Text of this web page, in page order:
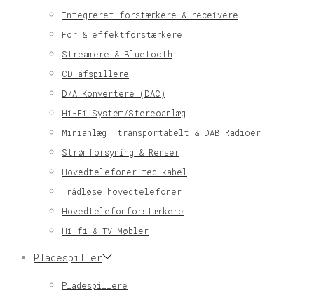
Integreret forstærkere & receivere
For & effektforstærkere
Streamere & Bluetooth
CD afspillere
D/A Konvertere (DAC)
Hi-Fi System/Stereoanlæg
Minianlæg, transportabelt & DAB Radioer
Strømforsyning & Renser
Hovedtelefoner med kabel
Trådløse hovedtelefoner
Hovedtelefonforstærkere
Hi-fi & TV Møbler
Pladespiller
Pladespillere